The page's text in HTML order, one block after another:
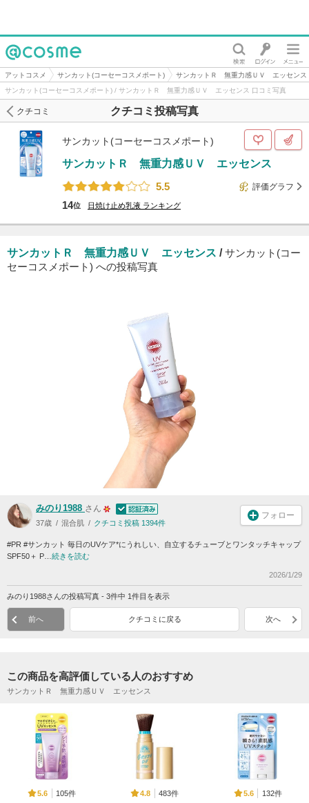
@cosme
アットコスメ サンカット(コーセーコスメポート)
サンカットＲ 無重力感ＵＶ エッセンス
サンカット(コーセーコスメポート) / サンカットＲ 無重力感ＵＶ エッセンス 口コミ写真
クチコミ投稿写真
クチコミ
サンカット(コーセーコスメポート)
サンカットＲ 無重力感ＵＶ エッセンス
5.5
評価グラフ
14位 日焼け止め乳液 ランキング
サンカットＲ 無重力感ＵＶ エッセンス /サンカット(コー
セーコスメポート) への投稿写真
みのり1988 さん
37歳 混合肌 クチコミ投稿 1394件
フォロー
#PR #サンカット 毎日のUVケア*にうれしい、自立するチューブとワンタッチキャップ
SPF50＋ P… 続きを読む
2026/1/29
みのり1988さんの投稿写真 - 3件中 1件目を表示
前へ クチコミに戻る 次へ
この商品を高評価している人のおすすめ
サンカットＲ 無重力感ＵＶ エッセンス
5.6
105件
4.8
483件
5.6
132件